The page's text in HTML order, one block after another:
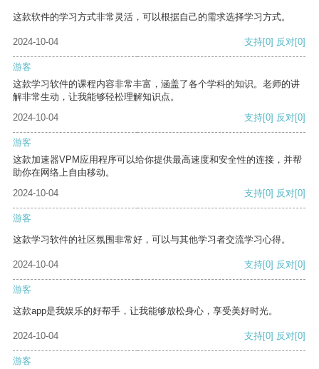
这款软件的学习方式非常灵活，可以根据自己的需求选择学习方式。
2024-10-04 支持[0] 反对[0]
游客
这款学习软件的课程内容非常丰富，涵盖了各个学科的知识。老师的讲
解非常生动，让我能够轻松理解知识点。
2024-10-04
支持[0] 反对[0]
游客
这款加速器VPM应用程序可以给你提供最高速度和安全性的连接，并帮
助你在网络上自由移动。
2024-10-04
支持[0] 反对[0]
游客
这款学习软件的社区氛围非常好，可以与其他学习者交流学习心得。
2024-10-04 支持[0] 反对[0]
游客
这款app是我娱乐的好帮手，让我能够放松身心，享受美好时光。
2024-10-04 支持[0] 反对[0]
游客